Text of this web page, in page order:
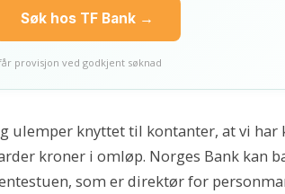
Søk hos TF Bank →
provisjon ved godkjent søknad
ulemper knyttet til kontanter, at vi
kroner i omløp. Norges Bank kan
som er direktør for